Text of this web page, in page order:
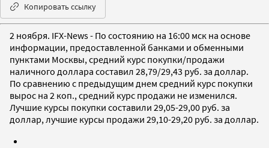
Копировать ссылку
2 ноября. IFX-News - По состоянию на 16:00 мск на основе
информации, предоставленной банками и обменными
пунктами Москвы, средний курс покупки/продажи
наличного доллара составил 28,79/29,43 руб. за доллар.
По сравнению с предыдущим днем средний курс покупки
вырос на 2 коп., средний курс продажи не изменился.
Лучшие курсы покупки составили 29,05-29,00 руб. за
доллар, лучшие курсы продажи 29,10-29,20 руб. за доллар.